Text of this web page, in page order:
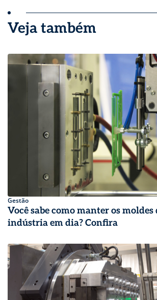
Veja também
Gestão
Você sabe como manter os moldes
indústria em dia? Confira